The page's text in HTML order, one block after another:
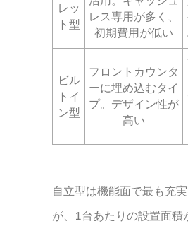
レッ
ト型
レス専用が多く、
初期費用が低い
ビル
トイ
ン型
フロントカウンタ
ーに埋め込むタイ
プ。デザイン性が
高い
自立型は機能面で最も充
が、1台あたりの設置面積